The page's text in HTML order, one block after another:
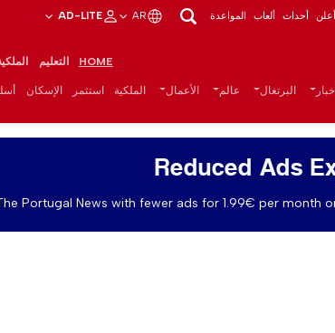
أعلن أحداث ألعاب المواعدة AR
AD-LITE
HOME التعليم
البرتغال عالم الأعمال الملكية استثمر الإسكان
Reduced Ads
Portugal News with fewer ads for 1.99€ per month